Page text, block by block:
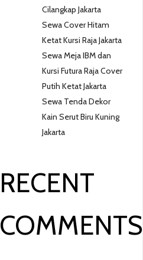
Cilangkap Jakarta
Sewa Cover Hitam
Ketat Kursi Raja Jakarta
Sewa Meja IBM dan
Kursi Futura Raja Cover
Putih Ketat Jakarta
Sewa Tenda Dekor
Kain Serut Biru Kuning
Jakarta
RECENT
COMMENTS